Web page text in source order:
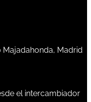
Majadahonda, Madrid
el intercambiador